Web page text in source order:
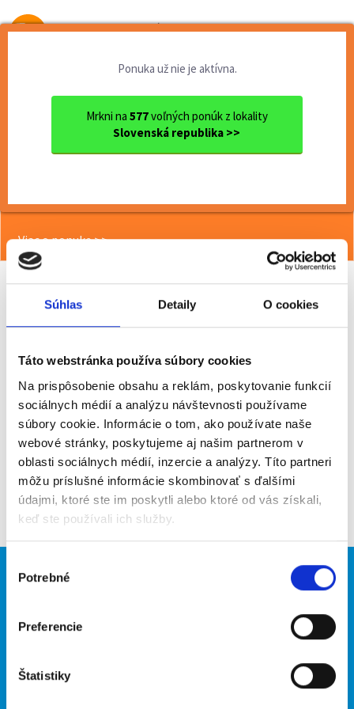
Súhlas Detaily O cookies
Táto webstránka používa súbory cookies
Na prispôsobenie obsahu a reklám, poskytovanie funkcií
sociálnych médií a analýzu návštevnosti používame
súbory cookie. Informácie o tom, ako používate naše
webové stránky, poskytujeme aj našim partnerom v
oblasti sociálnych médií, inzercie a analýzy. Títo partneri
môžu príslušné informácie skombinovať s ďalšími
údajmi, ktoré ste im poskytli alebo ktoré od vás získali,
keď ste používali ich služby.
súhlasu
Potrebné
Preferencie
Štatistiky
Od prvej brigády
Ponuka už nie je aktívna.
Mrkni na 577voľných ponúk z lokality
Slovenská republika >>
Pezinok
<< Späť
Viac o ponuke >>
Poslať na email
Upozorniť na inzerát
Pridať do obľúbených
Späť
Brigádnici
Hľadané brigády
O portáli Naše ďalšie projekty